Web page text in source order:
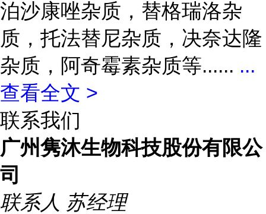
泊沙康唑杂质，替格瑞洛杂
质，托法替尼杂质，决奈达隆
杂质，阿奇霉素杂质等...... ...
查看全文 >
联系我们
广州隽沐生物科技股份有限公
司
联系人 苏经理